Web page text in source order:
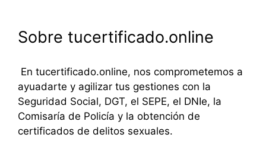
Sobre tucertificado.online
En tucertificado.online, nos comprometemos a
ayuadarte y agilizar tus gestiones con la
Seguridad Social, DGT, el SEPE, el DNIe, la
Comisaría de Policía y la obtención de
certificados de delitos sexuales.